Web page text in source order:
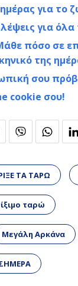
για το
για
πόσο σε
της
σου
cookie σου!
ΤΑ ΤΑΡΩ
ταρώ
Μεγάλη Αρκάνα